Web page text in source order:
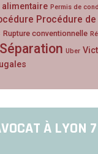
alimentaire Permis de
Procédure
Rupture conventionnelle
Séparation Uber
À LYON 7